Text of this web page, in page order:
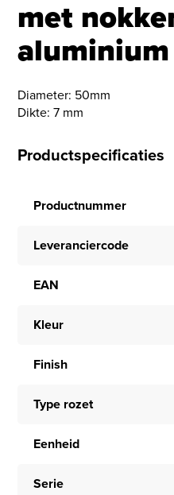
met
aluminium
Diameter: 50mm
Dikte: 7 mm
Productspecificaties
Productnummer
Leveranciercode
EAN
Kleur
Finish
Type rozet
Eenheid
Serie